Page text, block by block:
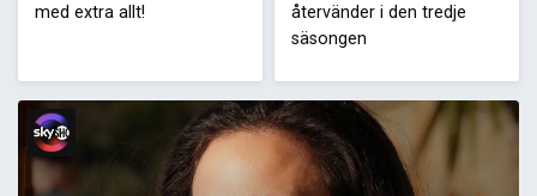
med extra allt!
återvänder i den tredje
säsongen